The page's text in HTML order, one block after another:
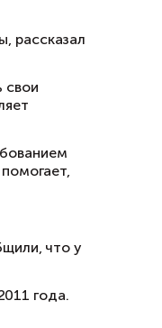
о возможности
в договоре, а
начисляют